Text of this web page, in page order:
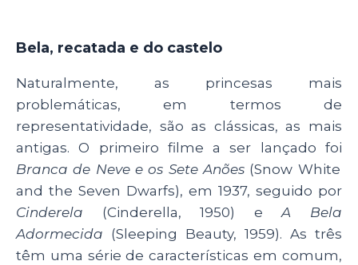
Bela, recatada e do castelo
Naturalmente, as princesas mais
problemáticas, em termos de
representatividade, são as clássicas, as mais
antigas. O primeiro filme a ser lançado foi
Branca de Neve e os Sete Anões (Snow White
and the Seven Dwarfs), em 1937, seguido por
Cinderela (Cinderella, 1950) eA Bela
Adormecida (Sleeping Beauty, 1959). As três
têm uma série de características em comum,